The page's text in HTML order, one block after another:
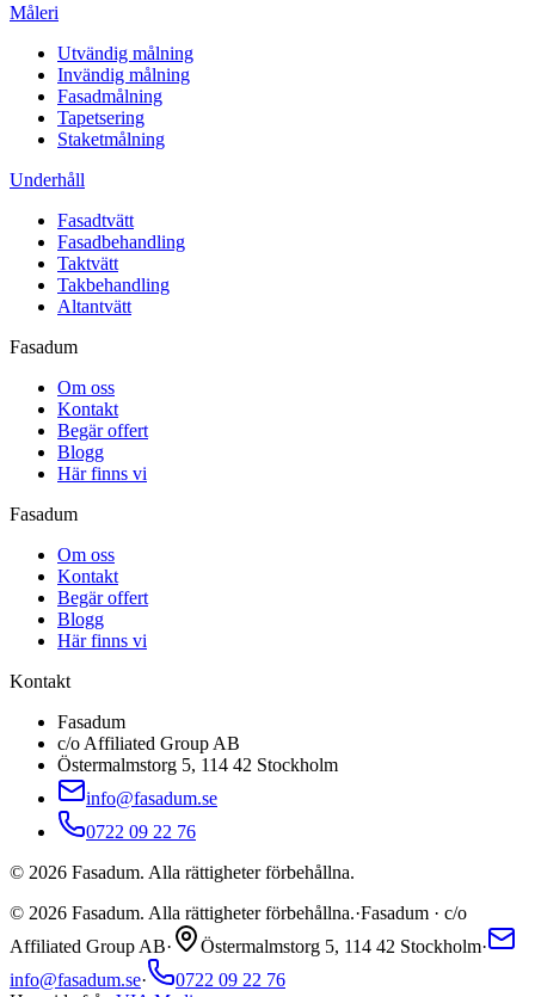
Måleri
Utvändig målning
Invändig målning
Fasadmålning
Tapetsering
Staketmålning
Underhåll
Fasadtvätt
Fasadbehandling
Taktvätt
Takbehandling
Altantvätt
Fasadum
Om oss
Kontakt
Begär offert
Blogg
Här finns vi
Fasadum
Om oss
Kontakt
Begär offert
Blogg
Här finns vi
Kontakt
Fasadum
c/o Affiliated Group AB
Östermalmstorg 5, 114 42 Stockholm
info@fasadum.se
0722 09 22 76
© 2026 Fasadum. Alla rättigheter förbehållna.
© 2026 Fasadum. Alla rättigheter förbehållna.·Fasadum · c/o
Affiliated Group AB· Östermalmstorg 5, 114 42 Stockholm·
info@fasadum.se·
0722 09 22 76